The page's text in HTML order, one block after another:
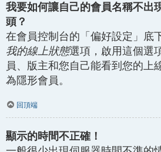
我要如何讓自己的會員名稱不出
頭？
在會員控制台的「偏好設定」底
我的線上狀態選項，啟用這個選
員、版主和您自己能看到您的上
為隱形會員。
回頂端
顯示的時間不正確！